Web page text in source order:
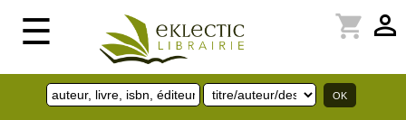
☰ perm_identity
shopping_cart